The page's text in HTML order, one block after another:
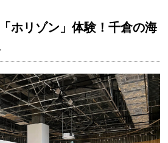
ホリゾン」体験！千倉の海